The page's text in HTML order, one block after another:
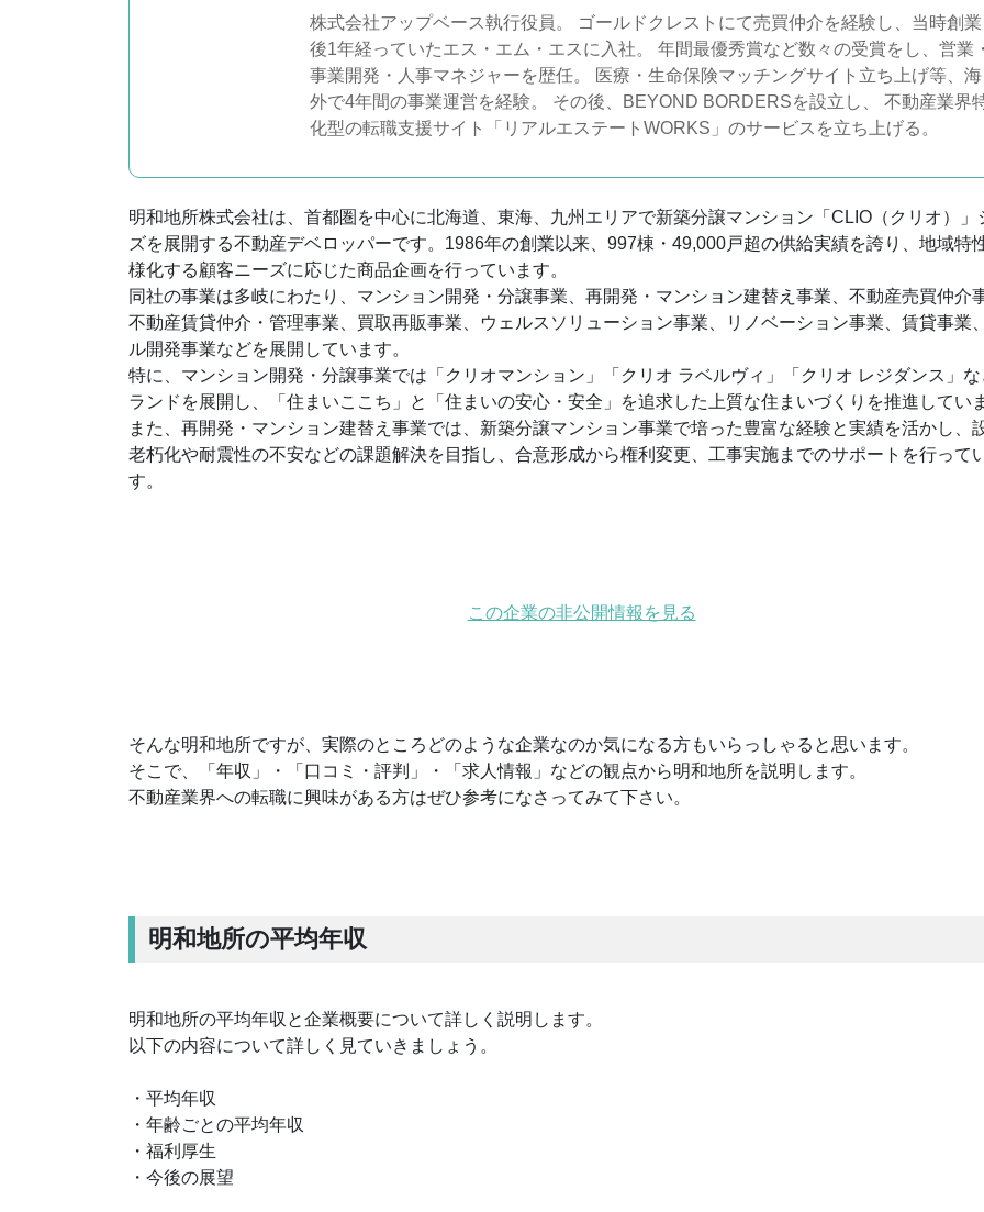
株式会社アップベース執行役員。 ゴールドクレストにて売買仲介を経験し、当時創業
後1年経っていたエス・エム・エスに入社。 年間最優秀賞など数々の受賞をし、営業
事業開発・人事マネジャーを歴任。 医療・生命保険マッチングサイト立ち上げ等、海
外で4年間の事業運営を経験。 その後、BEYOND BORDERSを設立し、 不動産業界
化型の転職支援サイト「リアルエステートWORKS」のサービスを立ち上げる。
明和地所株式会社は、首都圏を中心に北海道、東海、九州エリアで新築分譲マンション「CLIO（クリオ）」
ズを展開する不動産デベロッパーです。1986年の創業以来、997棟・49,000戸超の供給実績を誇り、地域特
様化する顧客ニーズに応じた商品企画を行っています。
同社の事業は多岐にわたり、マンション開発・分譲事業、再開発・マンション建替え事業、不動産売買仲介
不動産賃貸仲介・管理事業、買取再販事業、ウェルスソリューション事業、リノベーション事業、賃貸事業
ル開発事業などを展開しています。
特に、マンション開発・分譲事業では「クリオマンション」「クリオ ラベルヴィ」「クリオ レジダンス」
ランドを展開し、「住まいここち」と「住まいの安心・安全」を追求した上質な住まいづくりを推進してい
また、再開発・マンション建替え事業では、新築分譲マンション事業で培った豊富な経験と実績を活かし、
老朽化や耐震性の不安などの課題解決を目指し、合意形成から権利変更、工事実施までのサポートを行って
す。
この企業の非公開情報を見る
そんな明和地所ですが、実際のところどのような企業なのか気になる方もいらっしゃると思います。
そこで、「年収」・「口コミ・評判」・「求人情報」などの観点から明和地所を説明します。
不動産業界への転職に興味がある方はぜひ参考になさってみて下さい。
明和地所の平均年収
明和地所の平均年収と企業概要について詳しく説明します。
以下の内容について詳しく見ていきましょう。
・平均年収
・年齢ごとの平均年収
・福利厚生
・今後の展望